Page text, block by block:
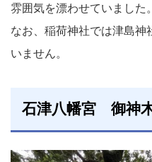
雰囲気を漂わせていました。
なお、稲荷神社では津島神
いません。
石津八幡宮 御神